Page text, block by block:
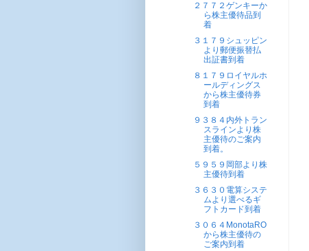
２７７２ゲンキーか
ら株主優待品到
着
３１７９シュッピン
より郵便振替払
出証書到着
８１７９ロイヤルホ
ールディングス
から株主優待券
到着
９３８４内外トラン
スラインより株
主優待のご案内
到着。
５９５９岡部より株
主優待到着
３６３０電算システ
ムより選べるギ
フトカード到着
３０６４MonotaRO
から株主優待の
ご案内到着